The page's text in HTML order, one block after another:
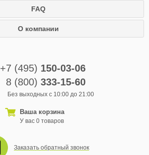
FAQ
О компании
+7 (495) 150-03-06
8 (800) 333-15-60
Без выходных с 10:00 до 21:00
Ваша корзина
У вас 0 товаров
Заказать обратный звонок